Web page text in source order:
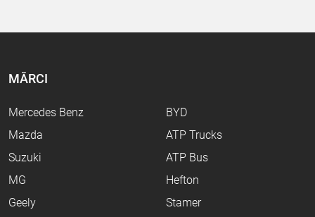
MĂRCI
Mercedes Benz
Mazda
Suzuki
MG
Geely
BYD
ATP Trucks
ATP Bus
Hefton
Stamer